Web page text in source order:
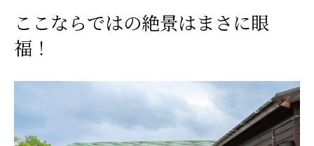
ここならではの絶景はまさに眼
福！